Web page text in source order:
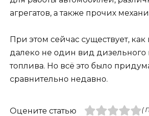
агрегатов, а также прочих
При этом сейчас существует, как
далеко не один вид дизельного
топлива. Но всё это было
сравнительно недавно.
Оцените статью (